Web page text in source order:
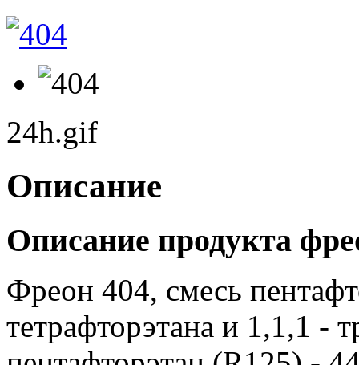
24h.gif
Описание
Описание продукта
Фреон 404, смесь
тетрафторэтана и 1,1,1 -